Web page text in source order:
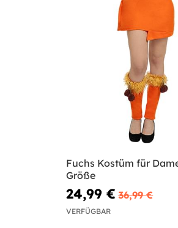
Fuchs Kostüm für
Größe
24,99 € 36,99 €
VERFÜGBAR